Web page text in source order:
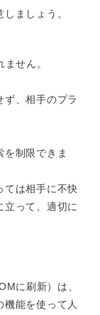
ましょう。
せん。
ず、相手のプラ
を制限できま
ては相手に不快
立って、適切に
に刷新）は、
機能を使って人